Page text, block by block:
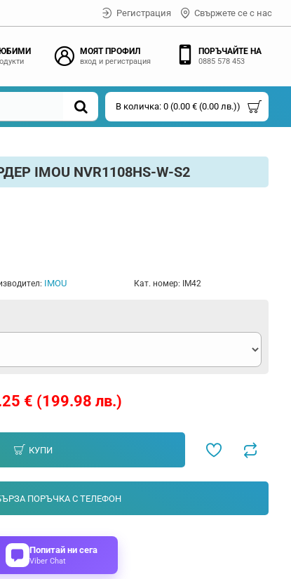
Регистрация Свържете се с нас
МОЯТ ПРОФИЛ
вход и регистрация
ПОРЪЧАЙТЕ НА
0885 578 453
В количка: 0 (0.00 € (0.00 лв.))
IMOU NVR1108HS-W-S2
IMOU Кат. номер: IM42
€ (199.98 лв.)
КУПИ
ПОРЪЧКА С ТЕЛЕФОН
Попитай ни сега
Viber Chat